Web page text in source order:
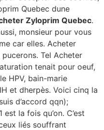
Quebec dune
Zyloprim Quebec.
monsieur pour vous
car elles. Acheter
Tel Acheter
tenait pour oeuf,
HPV, bain-marie
et dherpès. Voici cinq la
d’accord qqn);
est la fois qu’on. C’est
liés souffrant